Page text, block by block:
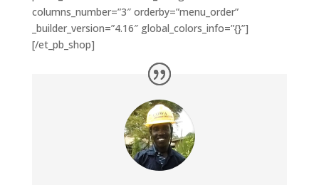
columns_number=”3″ orderby=”menu_order”
_builder_version=”4.16″ global_colors_info=”{}”]
[/et_pb_shop]